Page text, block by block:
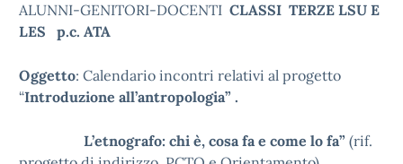
ALUNNI-GENITORI-DOCENTI CLASSI TERZE LSU E
LES p.c. ATA
Oggetto: Calendario incontri relativi al progetto
“Introduzione all’antropologia” .
L’etnografo: chi è, cosa fa e come lo fa” (rif.